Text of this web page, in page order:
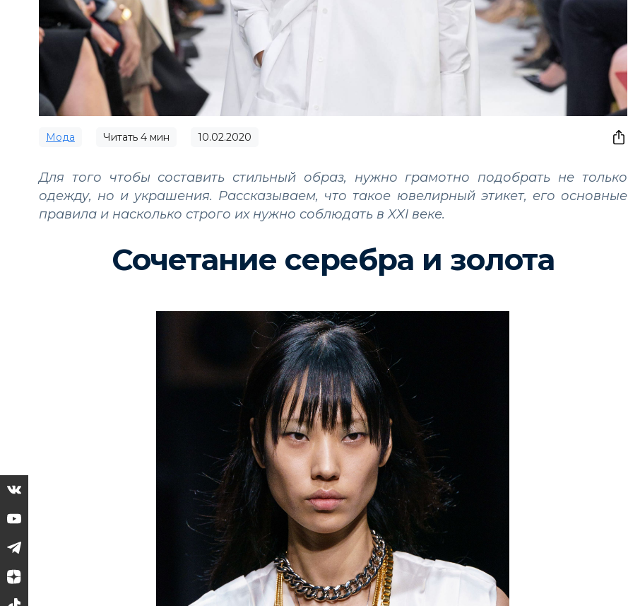
Мода Читать 4 мин 10.02.2020
Для того чтобы составить стильный образ, нужно грамотно подобрать не только
одежду, но и украшения. Рассказываем, что такое ювелирный этикет, его основные
правила и насколько строго их нужно соблюдать в XXI веке.
Сочетание серебра и золота